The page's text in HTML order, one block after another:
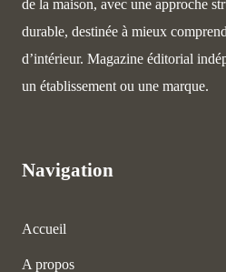
de la maison, avec une approche
durable, destinée à mieux
d’intérieur. Magazine éditorial
un établissement ou une marque.
Navigation
Accueil
A propos